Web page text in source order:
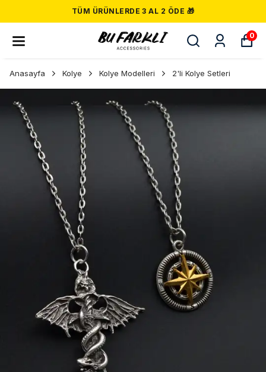
TÜM ÜRÜNLERDE 3 AL 2 ÖDE 🎁
0
Anasayfa Kolye Kolye Modelleri 2'li Kolye Setleri